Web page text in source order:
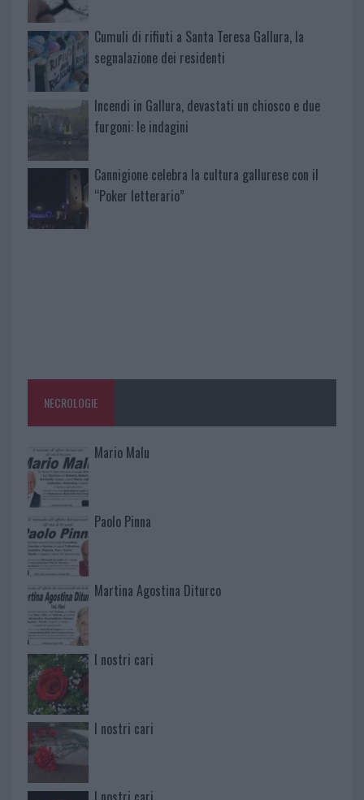
Cumuli di rifiuti a Santa Teresa Gallura, la
segnalazione dei residenti
Incendi in Gallura, devastati un chiosco e due
furgoni: le indagini
Cannigione celebra la cultura gallurese con il
“Poker letterario”
NECROLOGIE
Mario Malu
Paolo Pinna
Martina Agostina Diturco
I nostri cari
I nostri cari